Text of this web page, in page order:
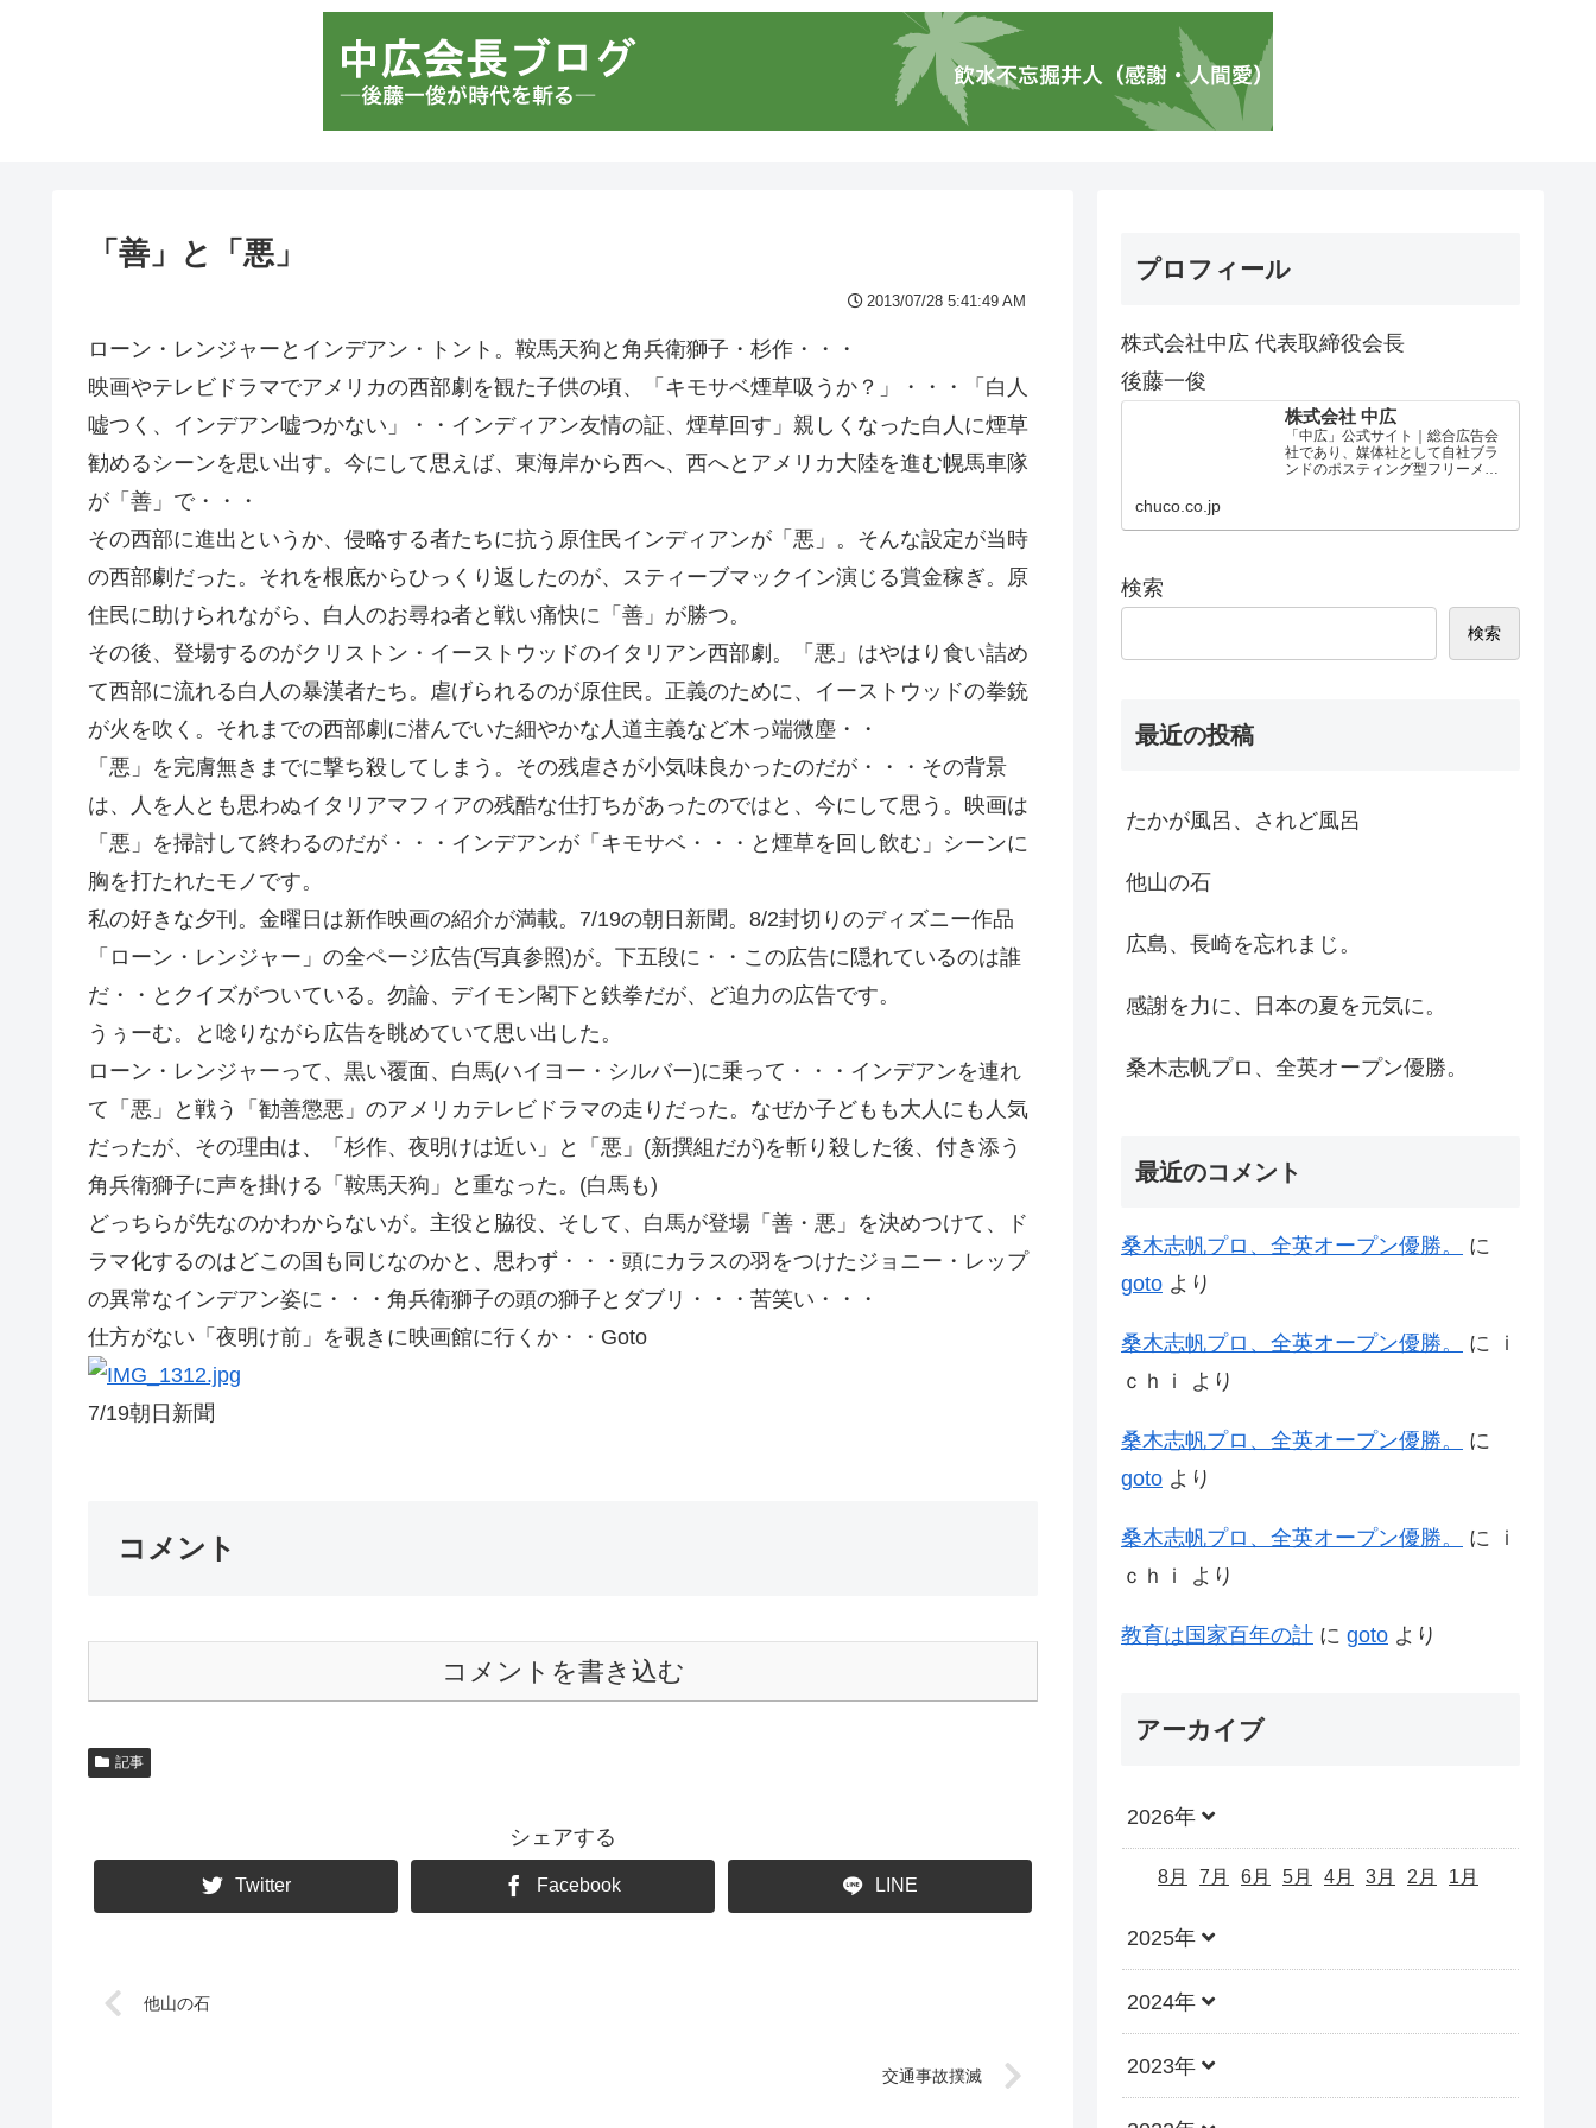
「善」と「悪」
2013/07/28 5:41:49 AM
ローン・レンジャーとインデアン・トント。鞍馬天狗と角兵衛獅子・杉作・・・
映画やテレビドラマでアメリカの西部劇を観た子供の頃、「キモサベ煙草吸うか？」・・・「白人
嘘つく、インデアン嘘つかない」・・インディアン友情の証、煙草回す」親しくなった白人に煙草
勧めるシーンを思い出す。今にして思えば、東海岸から西へ、西へとアメリカ大陸を進む幌馬車隊
が「善」で・・・
その西部に進出というか、侵略する者たちに抗う原住民インディアンが「悪」。そんな設定が当時
の西部劇だった。それを根底からひっくり返したのが、スティーブマックイン演じる賞金稼ぎ。原
住民に助けられながら、白人のお尋ね者と戦い痛快に「善」が勝つ。
その後、登場するのがクリストン・イーストウッドのイタリアン西部劇。「悪」はやはり食い詰め
て西部に流れる白人の暴漢者たち。虐げられるのが原住民。正義のために、イーストウッドの拳銃
が火を吹く。それまでの西部劇に潜んでいた細やかな人道主義など木っ端微塵・・
「悪」を完膚無きまでに撃ち殺してしまう。その残虐さが小気味良かったのだが・・・その背景
は、人を人とも思わぬイタリアマフィアの残酷な仕打ちがあったのではと、今にして思う。映画は
「悪」を掃討して終わるのだが・・・インデアンが「キモサベ・・・と煙草を回し飲む」シーンに
胸を打たれたモノです。
私の好きな夕刊。金曜日は新作映画の紹介が満載。7/19の朝日新聞。8/2封切りのディズニー作品
「ローン・レンジャー」の全ページ広告(写真参照)が。下五段に・・この広告に隠れているのは誰
だ・・とクイズがついている。勿論、デイモン閣下と鉄拳だが、ど迫力の広告です。
うぅーむ。と唸りながら広告を眺めていて思い出した。
ローン・レンジャーって、黒い覆面、白馬(ハイヨー・シルバー)に乗って・・・インデアンを連れ
て「悪」と戦う「勧善懲悪」のアメリカテレビドラマの走りだった。なぜか子どもも大人にも人気
だったが、その理由は、「杉作、夜明けは近い」と「悪」(新撰組だが)を斬り殺した後、付き添う
角兵衛獅子に声を掛ける「鞍馬天狗」と重なった。(白馬も)
どっちらが先なのかわからないが。主役と脇役、そして、白馬が登場「善・悪」を決めつけて、ド
ラマ化するのはどこの国も同じなのかと、思わず・・・頭にカラスの羽をつけたジョニー・レップ
の異常なインデアン姿に・・・角兵衛獅子の頭の獅子とダブリ・・・苦笑い・・・
仕方がない「夜明け前」を覗きに映画館に行くか・・Goto
7/19朝日新聞
コメント
コメントを書き込む
記事
シェアする
Twitter Facebook LINE
他山の石
交通事故撲滅
プロフィール
株式会社中広 代表取締役会長
後藤一俊
株式会社 中広
「中広」公式サイト｜総合広告会
社であり、媒体社として自社ブラ
ンドのポスティング型フリーメデ
chuco.co.jp
検索
検索
最近の投稿
たかが風呂、されど風呂
他山の石
広島、長崎を忘れまじ。
感謝を力に、日本の夏を元気に。
桑木志帆プロ、全英オープン優勝。
最近のコメント
桑木志帆プロ、全英オープン優勝。
に
goto より
桑木志帆プロ、全英オープン優勝。 に
ｉ
ｃｈｉ
より
桑木志帆プロ、全英オープン優勝。
に
goto より
桑木志帆プロ、全英オープン優勝。 に
ｉ
ｃｈｉ
より
教育は国家百年の計 に goto より
アーカイブ
2026年
8月 7月 6月 5月 4月 3月 2月 1月
2025年
2024年
2023年